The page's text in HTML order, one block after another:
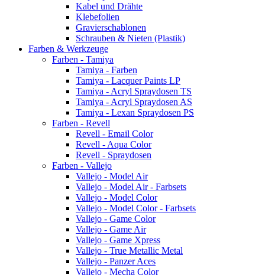
Kabel und Drähte
Klebefolien
Gravierschablonen
Schrauben & Nieten (Plastik)
Farben & Werkzeuge
Farben - Tamiya
Tamiya - Farben
Tamiya - Lacquer Paints LP
Tamiya - Acryl Spraydosen TS
Tamiya - Acryl Spraydosen AS
Tamiya - Lexan Spraydosen PS
Farben - Revell
Revell - Email Color
Revell - Aqua Color
Revell - Spraydosen
Farben - Vallejo
Vallejo - Model Air
Vallejo - Model Air - Farbsets
Vallejo - Model Color
Vallejo - Model Color - Farbsets
Vallejo - Game Color
Vallejo - Game Air
Vallejo - Game Xpress
Vallejo - True Metallic Metal
Vallejo - Panzer Aces
Vallejo - Mecha Color